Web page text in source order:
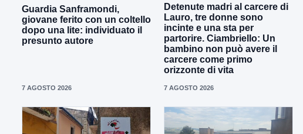
Guardia Sanframondi,
giovane ferito con un coltello
dopo una lite: individuato il
presunto autore
7 AGOSTO 2026
Detenute madri al carcere di
Lauro, tre donne sono
incinte e una sta per
partorire. Ciambriello: Un
bambino non può avere il
carcere come primo
orizzonte di vita
7 AGOSTO 2026